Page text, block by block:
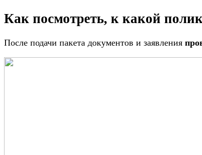
Как посмотреть, к какой
После подачи пакета документов и заявления